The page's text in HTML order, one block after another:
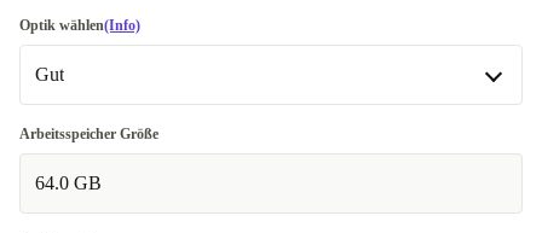
Optik wählen(Info)
Gut
Gut
Sehr gut
Arbeitsspeicher Größe
64.0 GB